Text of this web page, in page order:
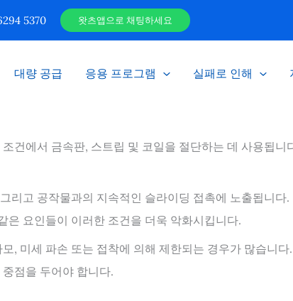
5370 왓츠앱으로 채팅하세요
대량 공급 응용 프로그램 실패로 인해
건에서 금속판, 스트립 및 코일을 절단하는 데 사용됩
리고 공작물과의 지속적인 슬라이딩 접촉에 노출됩니
은 요인들이 이러한 조건을 더욱 악화시킵니다.
, 미세 파손 또는 접착에 의해 제한되는 경우가 많습니
점을 두어야 합니다.